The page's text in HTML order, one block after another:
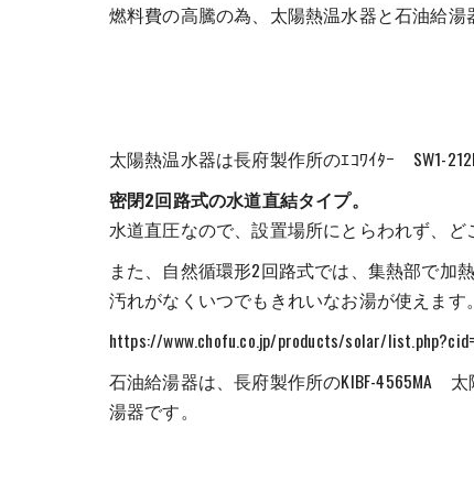
燃料費の高騰の為、太陽熱温水器と石油給湯
太陽熱温水器は長府製作所のｴｺﾜｲﾀｰ SW1-
密閉2回路式の水道直結タイプ。
水道直圧なので、設置場所にとらわれず、ど
また、自然循環形2回路式では、集熱部で加
汚れがなくいつでもきれいなお湯が使えます。
https://www.chofu.co.jp/products/solar/
石油給湯器は、長府製作所のKIBF-4565MA
湯器です。